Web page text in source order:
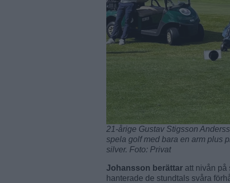
21-årige Gustav Stigsson
spela golf med bara en arm plus
silver. Foto: Privat
Johansson berättar att nivån på
hanterade de stundtals svåra